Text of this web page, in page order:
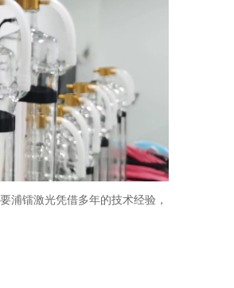
浦镭激光凭借多年的技术经验，